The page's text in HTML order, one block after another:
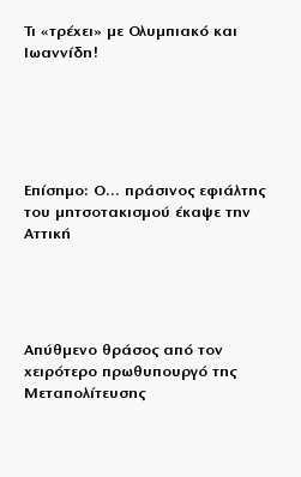
Τι «τρέχει» με Ολυμπιακό και
Ιωαννίδη!
Επίσημο: Ο… πράσινος εφιάλτης
του μητσοτακισμού έκαψε την
Αττική
Απύθμενο θράσος από τον
χειρότερο πρωθυπουργό της
Μεταπολίτευσης